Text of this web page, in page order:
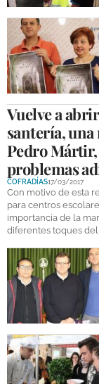
Vuelve a
santería, una
Pedro Mártir,
problemas
COFRADÍAS17/03/2017
Con motivo de esta
para centros
importancia de la
diferentes toques del